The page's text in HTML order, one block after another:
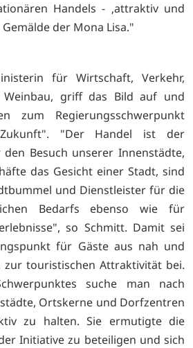
Handels - ‚attraktiv und
der Mona Lisa."
für Wirtschaft, Verkehr,
Weinbau, griff das Bild auf und
zum Regierungsschwerpunkt
"Der Handel ist der
Besuch unserer Innenstädte,
das Gesicht einer Stadt, sind
und Dienstleister für die
Bedarfs ebenso wie für
so Schmitt. Damit sei
für Gäste aus nah und
touristischen Attraktivität bei.
suche man nach
Ortskerne und Dorfzentren
zu halten. Sie ermutigte die
Initiative zu beteiligen und sich